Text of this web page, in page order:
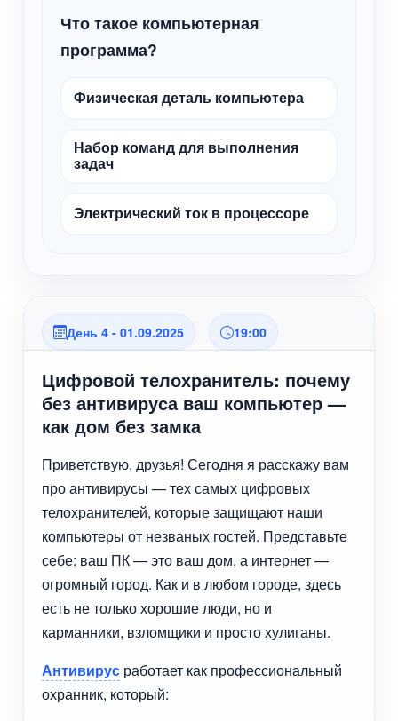
Что такое компьютерная
программа?
Физическая деталь компьютера
Набор команд для выполнения
задач
Электрический ток в процессоре
День 4 - 01.09.2025 19:00
Цифровой телохранитель: почему
без антивируса ваш компьютер —
как дом без замка
Приветствую, друзья! Сегодня я расскажу вам
про антивирусы — тех самых цифровых
телохранителей, которые защищают наши
компьютеры от незваных гостей. Представьте
себе: ваш ПК — это ваш дом, а интернет —
огромный город. Как и в любом городе, здесь
есть не только хорошие люди, но и
карманники, взломщики и просто хулиганы.
Антивирус работает как профессиональный
охранник, который: